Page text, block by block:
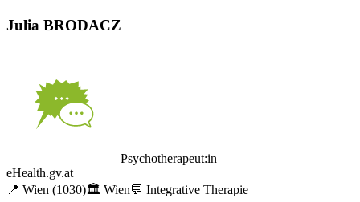
Julia BRODACZ
Psychotherapeut:in
eHealth.gv.at
📍 Wien (1030)🏛️ Wien💬 Integrative Therapie